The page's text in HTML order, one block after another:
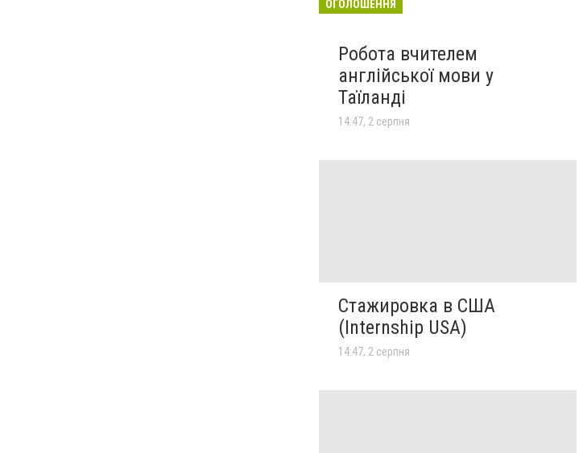
ОГОЛОШЕННЯ
Робота вчителем
англійської мови у
Таїланді
14:47, 2 серпня
Стажировка в США
(Internship USA)
14:47, 2 серпня